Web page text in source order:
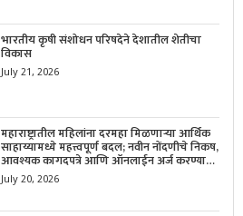
भारतीय कृषी संशोधन परिषदेने देशातील शेतीचा
विकास
July 21, 2026
महाराष्ट्रातील महिलांना दरमहा मिळणाऱ्या आर्थिक
साहाय्यामध्ये महत्त्वपूर्ण बदल; नवीन नोंदणीचे निकष,
आवश्यक कागदपत्रे आणि ऑनलाईन अर्ज करण्याची
सोपी प्रक्रिया जाणून घ्या.
July 20, 2026